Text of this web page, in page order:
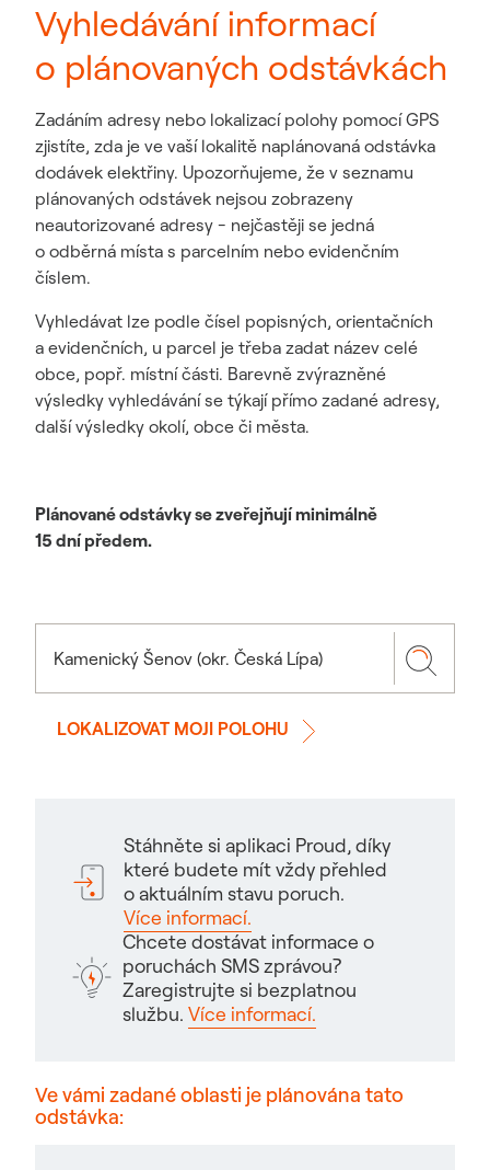
Vyhledávání informací
o plánovaných odstávkách
Zadáním adresy nebo lokalizací polohy pomocí GPS
zjistíte, zda je ve vaší lokalitě naplánovaná odstávka
dodávek elektřiny. Upozorňujeme, že v seznamu
plánovaných odstávek nejsou zobrazeny
neautorizované adresy - nejčastěji se jedná
o odběrná místa s parcelním nebo evidenčním
číslem.
Vyhledávat lze podle čísel popisných, orientačních
a evidenčních, u parcel je třeba zadat název celé
obce, popř. místní části. Barevně zvýrazněné
výsledky vyhledávání se týkají přímo zadané adresy,
další výsledky okolí, obce či města.
Plánované odstávky se zveřejňují minimálně
15 dní předem.
LOKALIZOVAT MOJI POLOHU
Stáhněte si aplikaci Proud, díky
které budete mít vždy přehled
o aktuálním stavu poruch.
Více informací.
Chcete dostávat informace o
poruchách SMS zprávou?
Zaregistrujte si bezplatnou
službu. Více informací.
Ve vámi zadané oblasti je plánována tato
odstávka: